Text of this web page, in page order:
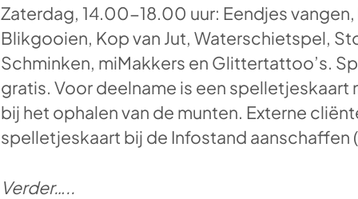
Zaterdag, 14.00-18.00 uur: Eendjes
Blikgooien, Kop van Jut, Waterschietspel,
Schminken, miMakkers en Glittertattoo’s.
gratis. Voor deelname is een
bij het ophalen van de munten. Externe
spelletjeskaart bij de Infostand aanschaffen
Verder…..